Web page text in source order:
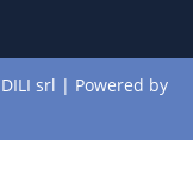
srl | Powered by